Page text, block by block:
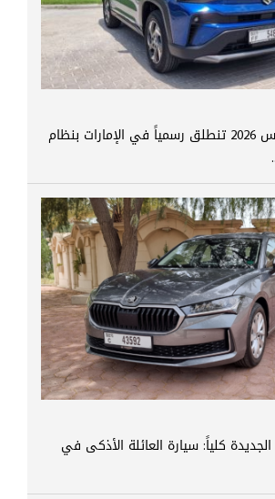
سوزوكي أكروس 2026 تنطلق رسمياً في الإمارات بنظام
كلياً: سيارة العائلة الأذكى في